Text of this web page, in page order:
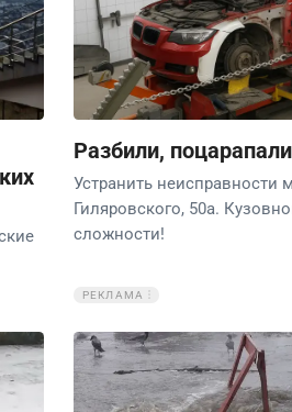
Разбили,
Устранить неисправности
Гиляровского, 50а.
сложности!
РЕКЛАМА